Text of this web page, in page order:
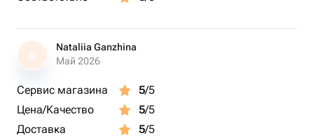
N
Nataliia Ganzhina
Май 2026
Сервис магазина 5/5
Цена/Качество
5/5
Доставка
5/5